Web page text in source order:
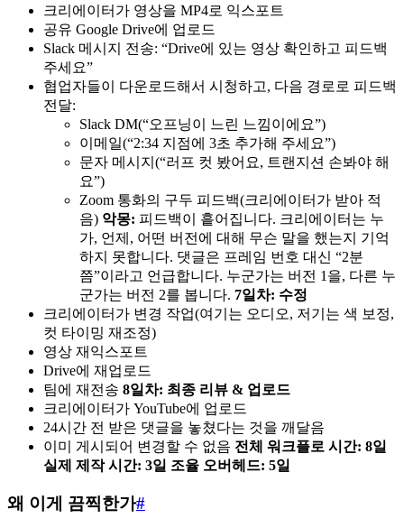
크리에이터가 영상을 MP4로 익스포트
공유 Google Drive에 업로드
Slack 메시지 전송: “Drive에 있는 영상 확인하고 피드백
주세요”
협업자들이 다운로드해서 시청하고, 다음 경로로 피드백
전달:
Slack DM(“오프닝이 느린 느낌이에요”)
이메일(“2:34 지점에 3초 추가해 주세요”)
문자 메시지(“러프 컷 봤어요, 트랜지션 손봐야 해
요”)
Zoom 통화의 구두 피드백(크리에이터가 받아 적
음) 악몽: 피드백이 흩어집니다. 크리에이터는 누
가, 언제, 어떤 버전에 대해 무슨 말을 했는지 기억
하지 못합니다. 댓글은 프레임 번호 대신 “2분
쯤”이라고 언급합니다. 누군가는 버전 1을, 다른 누
군가는 버전 2를 봅니다. 7일차: 수정
크리에이터가 변경 작업(여기는 오디오, 저기는 색 보정,
컷 타이밍 재조정)
영상 재익스포트
Drive에 재업로드
팀에 재전송 8일차: 최종 리뷰 & 업로드
크리에이터가 YouTube에 업로드
24시간 전 받은 댓글을 놓쳤다는 것을 깨달음
이미 게시되어 변경할 수 없음 전체 워크플로 시간: 8일
실제 제작 시간: 3일 조율 오버헤드: 5일
왜 이게 끔찍한가#